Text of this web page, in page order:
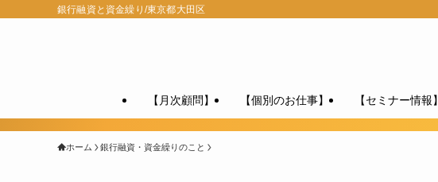
銀行融資と資金繰り/東京都大田区
【月次顧問】 【個別のお仕事】 【セミナー情報】
ホーム 銀行融資・資金繰りのこと